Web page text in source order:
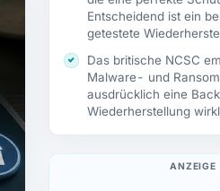
Entscheidend ist ein
getestete
Das britische NCSC
Malware- und
ausdrücklich eine
Wiederherstellung
ANZEIGE